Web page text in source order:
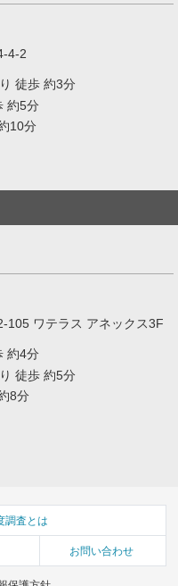
4-2
徒歩 約3分
約5分
10分
105 ワテラス アネックス3F
約4分
徒歩 約5分
8分
調査とは
お問い合わせ